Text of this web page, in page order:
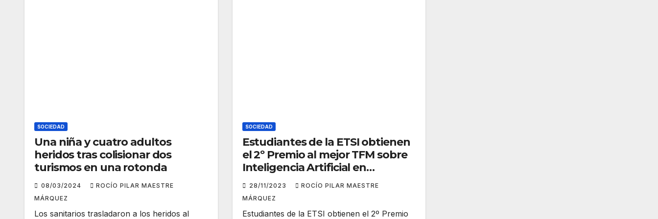
SOCIEDAD
Una niña y cuatro adultos
heridos tras colisionar dos
turismos en una rotonda
08/03/2024
ROCÍO PILAR MAESTRE
MÁRQUEZ
Los sanitarios trasladaron a los heridos al
SOCIEDAD
Estudiantes de la ETSI obtienen
el 2º Premio al mejor TFM sobre
Inteligencia Artificial en
Andalucía
28/11/2023
ROCÍO PILAR MAESTRE
MÁRQUEZ
Estudiantes de la ETSI obtienen el 2º Premio